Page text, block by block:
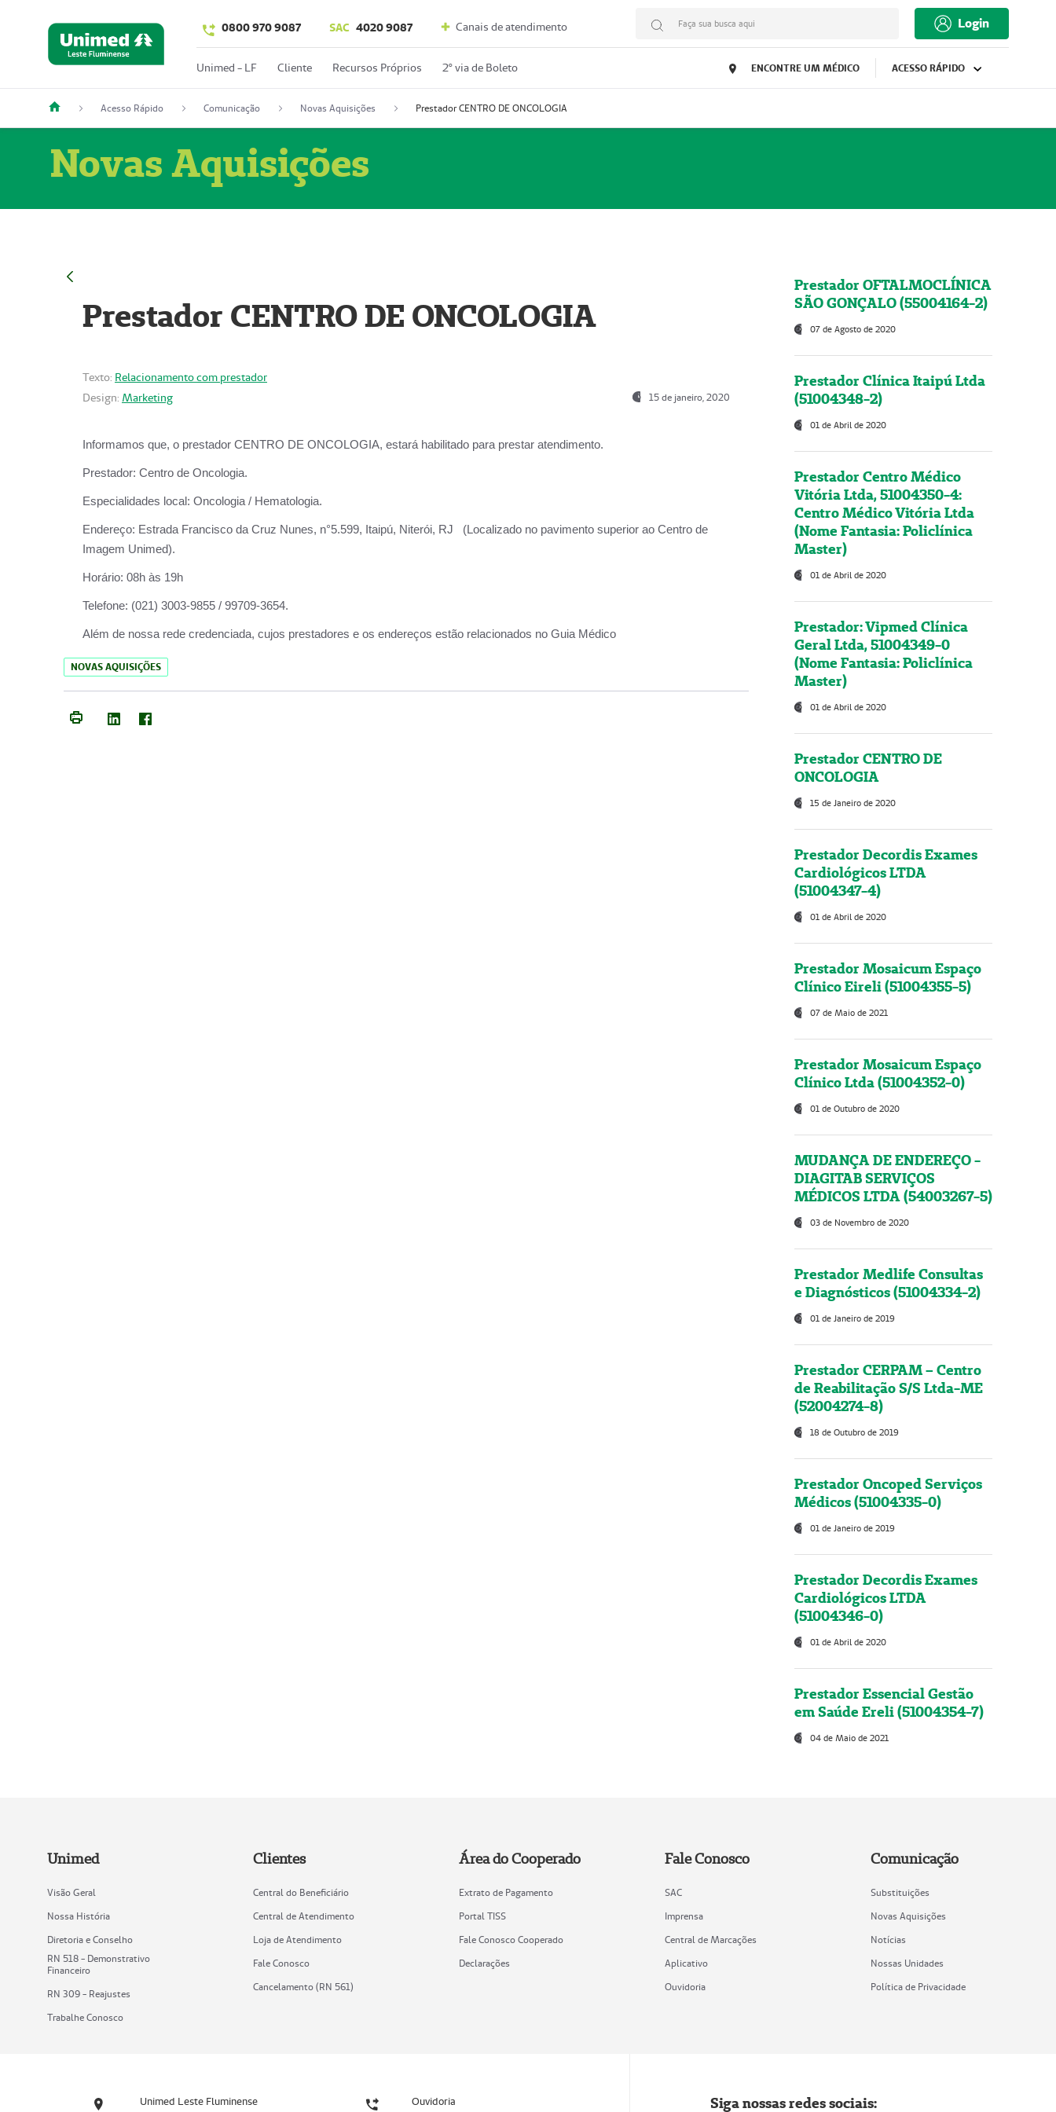
0800 970 9087 SAC 4020 9087 Canais de atendimento Faça sua busca aqui Login
Unimed - LF Cliente Recursos Próprios 2º via de Boleto ENCONTRE UM MÉDICO ACESSO RÁPIDO
Acesso Rápido Comunicação Novas Aquisições Prestador CENTRO DE ONCOLOGIA
Novas Aquisições
Prestador CENTRO DE ONCOLOGIA
Texto: Relacionamento com prestador
Design: Marketing 15 de janeiro, 2020
Informamos que, o prestador CENTRO DE ONCOLOGIA, estará habilitado para prestar atendimento.
Prestador: Centro de Oncologia.
Especialidades local: Oncologia / Hematologia.
Endereço: Estrada Francisco da Cruz Nunes, n°5.599, Itaipú, Niterói, RJ (Localizado no pavimento superior ao Centro de
Imagem Unimed).
Horário: 08h às 19h
Telefone: (021) 3003-9855 / 99709-3654.
Além de nossa rede credenciada, cujos prestadores e os endereços estão relacionados no Guia Médico
NOVAS AQUISIÇÕES
Prestador OFTALMOCLÍNICA
SÃO GONÇALO (55004164-2)
07 de Agosto de 2020
Prestador Clínica Itaipú Ltda
(51004348-2)
01 de Abril de 2020
Prestador Centro Médico
Vitória Ltda, 51004350-4:
Centro Médico Vitória Ltda
(Nome Fantasia: Policlínica
Master)
01 de Abril de 2020
Prestador: Vipmed Clínica
Geral Ltda, 51004349-0
(Nome Fantasia: Policlínica
Master)
01 de Abril de 2020
Prestador CENTRO DE
ONCOLOGIA
15 de Janeiro de 2020
Prestador Decordis Exames
Cardiológicos LTDA
(51004347-4)
01 de Abril de 2020
Prestador Mosaicum Espaço
Clínico Eireli (51004355-5)
07 de Maio de 2021
Prestador Mosaicum Espaço
Clínico Ltda (51004352-0)
01 de Outubro de 2020
MUDANÇA DE ENDEREÇO -
DIAGITAB SERVIÇOS
MÉDICOS LTDA (54003267-5)
03 de Novembro de 2020
Prestador Medlife Consultas
e Diagnósticos (51004334-2)
01 de Janeiro de 2019
Prestador CERPAM – Centro
de Reabilitação S/S Ltda-ME
(52004274-8)
18 de Outubro de 2019
Prestador Oncoped Serviços
Médicos (51004335-0)
01 de Janeiro de 2019
Prestador Decordis Exames
Cardiológicos LTDA
(51004346-0)
01 de Abril de 2020
Prestador Essencial Gestão
em Saúde Ereli (51004354-7)
04 de Maio de 2021
Unimed
Visão Geral
Nossa História
Diretoria e Conselho
RN 518 - Demonstrativo
Financeiro
RN 309 - Reajustes
Trabalhe Conosco
Clientes
Central do Beneficiário
Central de Atendimento
Loja de Atendimento
Fale Conosco
Cancelamento (RN 561)
Área do Cooperado
Extrato de Pagamento
Portal TISS
Fale Conosco Cooperado
Declarações
Fale Conosco
SAC
Imprensa
Central de Marcações
Aplicativo
Ouvidoria
Comunicação
Substituições
Novas Aquisições
Notícias
Nossas Unidades
Política de Privacidade
Unimed Leste Fluminense Ouvidoria Siga nossas redes sociais: